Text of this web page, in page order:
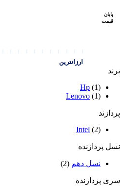
پایان
قیمت
ارزانترین
برند
Hp (1)
Lenovo (1)
پردازند
Intel (2)
نسل پردازنده
نسل دهم (2)
سری پردازنده